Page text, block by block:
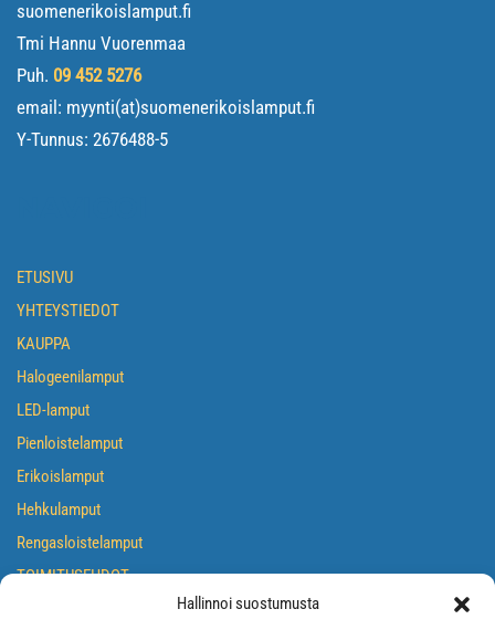
Hallinnoi suostumusta
suomenerikoislamput.fi
Tmi Hannu Vuorenmaa
Puh. 09 452 5276
email: myynti(at)suomenerikoislamput.fi
Y-Tunnus: 2676488-5
ETUSIVU
YHTEYSTIEDOT
KAUPPA
Halogeenilamput
LED-lamput
Pienloistelamput
Erikoislamput
Hehkulamput
Rengasloistelamput
TOIMITUSEHDOT